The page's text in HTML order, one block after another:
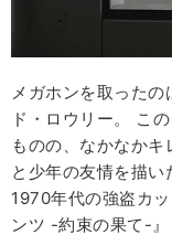
メガホンを取った
ド・ロウリー。 こ
ものの、なかなか
と少年の友情を描い
1970年代の強盗カ
ンツ -約束の果て-』